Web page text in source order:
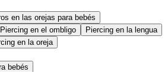
en las orejas para bebés
Piercing en el ombligo
Piercing en la lengua
en la oreja
bebés